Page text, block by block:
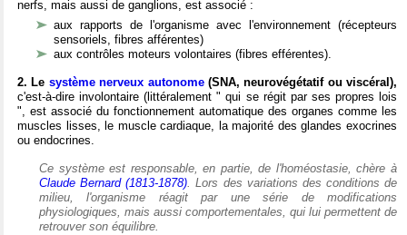
nerfs, mais aussi de ganglions, est associé :
aux rapports de l'organisme avec l'environnement (récepteurs
sensoriels, fibres afférentes)
aux contrôles moteurs volontaires (fibres efférentes).
2. Le système nerveux autonome(SNA, neurovégétatif ou viscéral),
c'est-à-dire involontaire (littéralement " qui se régit par ses propres lois
", est associé du fonctionnement automatique des organes comme les
muscles lisses, le muscle cardiaque, la majorité des glandes exocrines
ou endocrines.
Ce système est responsable, en partie, de l'homéostasie, chère à
Claude Bernard (1813-1878). Lors des variations des conditions de
milieu, l'organisme réagit par une série de modifications
physiologiques, mais aussi comportementales, qui lui permettent de
retrouver son équilibre.